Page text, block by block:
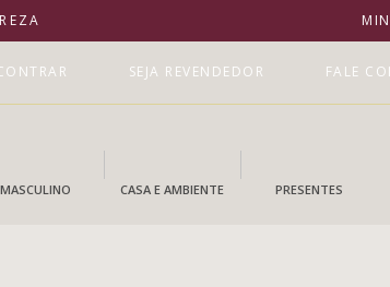
SEJA REVENDEDOR FALE
MASCULINO CASA E AMBIENTE PRESENTES